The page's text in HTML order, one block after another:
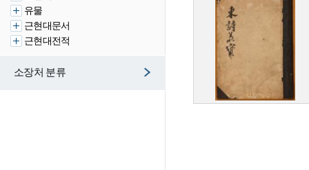
유물
근현대문서
근현대전적
소장처 분류